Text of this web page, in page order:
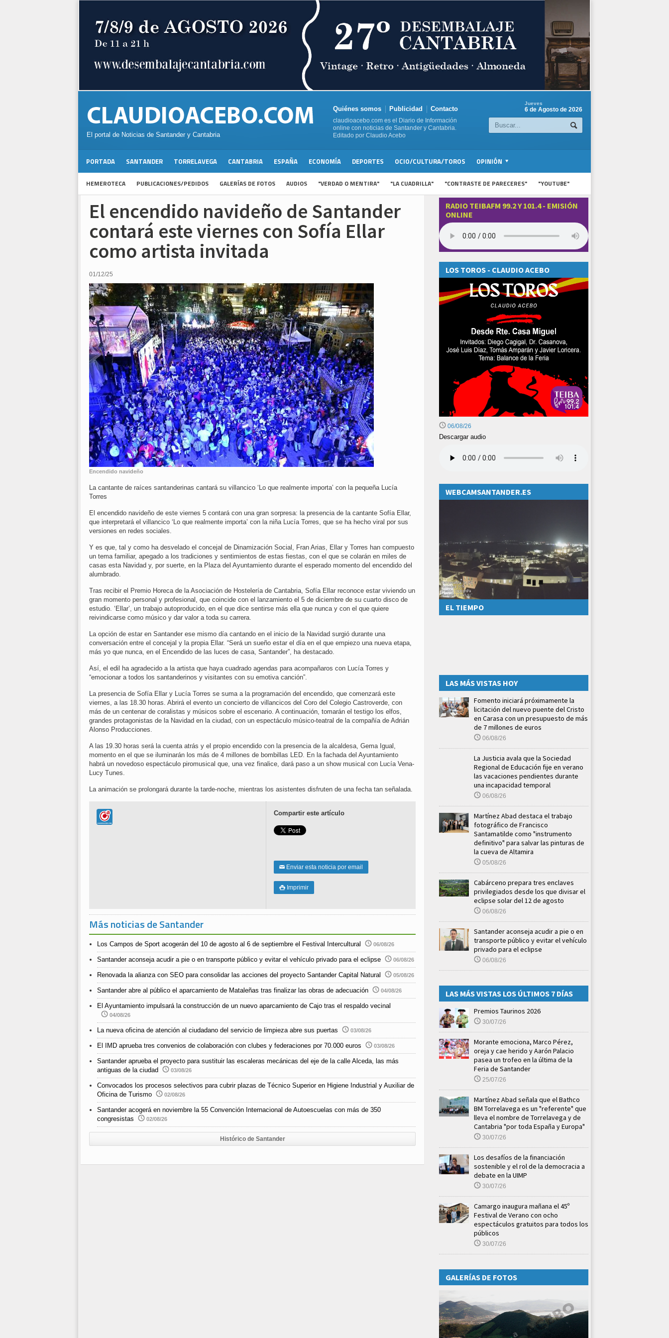
El portal de Noticias de Santander y Cantabria
Quiénes somos Publicidad Contacto
claudioacebo.com es el Diario de Información
online con noticias de Santander y Cantabria.
Editado por Claudio Acebo
Jueves
6 de Agosto de 2026
PORTADA SANTANDER TORRELAVEGA CANTABRIA ESPAÑA ECONOMÍA DEPORTES OCIO/CULTURA/TOROS OPINIÓN
HEMEROTECA PUBLICACIONES/PEDIDOS GALERÍAS DE FOTOS AUDIOS "VERDAD O MENTIRA" "LA CUADRILLA" "CONTRASTE DE PARECERES" "YOUTUBE"
El encendido navideño de Santander
contará este viernes con Sofía Ellar
como artista invitada
01/12/25
Encendido navideño
La cantante de raíces santanderinas cantará su villancico ‘Lo que realmente importa’ con la pequeña Lucía
Torres
El encendido navideño de este viernes 5 contará con una gran sorpresa: la presencia de la cantante Sofía Ellar,
que interpretará el villancico ‘Lo que realmente importa’ con la niña Lucía Torres, que se ha hecho viral por sus
versiones en redes sociales.
Y es que, tal y como ha desvelado el concejal de Dinamización Social, Fran Arias, Ellar y Torres han compuesto
un tema familiar, apegado a los tradiciones y sentimientos de estas fiestas, con el que se colarán en miles de
casas esta Navidad y, por suerte, en la Plaza del Ayuntamiento durante el esperado momento del encendido del
alumbrado.
Tras recibir el Premio Horeca de la Asociación de Hostelería de Cantabria, Sofía Ellar reconoce estar viviendo un
gran momento personal y profesional, que coincide con el lanzamiento el 5 de diciembre de su cuarto disco de
estudio. ‘Ellar’, un trabajo autoproducido, en el que dice sentirse más ella que nunca y con el que quiere
reivindicarse como músico y dar valor a toda su carrera.
La opción de estar en Santander ese mismo día cantando en el inicio de la Navidad surgió durante una
conversación entre el concejal y la propia Ellar. “Será un sueño estar el día en el que empiezo una nueva etapa,
más yo que nunca, en el Encendido de las luces de casa, Santander”, ha destacado.
Así, el edil ha agradecido a la artista que haya cuadrado agendas para acompañaros con Lucía Torres y
“emocionar a todos los santanderinos y visitantes con su emotiva canción”.
La presencia de Sofía Ellar y Lucía Torres se suma a la programación del encendido, que comenzará este
viernes, a las 18.30 horas. Abrirá el evento un concierto de villancicos del Coro del Colegio Castroverde, con
más de un centenar de coralistas y músicos sobre el escenario. A continuación, tomarán el testigo los elfos,
grandes protagonistas de la Navidad en la ciudad, con un espectáculo músico-teatral de la compañía de Adrián
Alonso Producciones.
A las 19.30 horas será la cuenta atrás y el propio encendido con la presencia de la alcaldesa, Gema Igual,
momento en el que se iluminarán los más de 4 millones de bombillas LED. En la fachada del Ayuntamiento
habrá un novedoso espectáculo piromusical que, una vez finalice, dará paso a un show musical con Lucía Vena-
Lucy Tunes.
La animación se prolongará durante la tarde-noche, mientras los asistentes disfruten de una fecha tan señalada.
Compartir este artículo
✉ Enviar esta noticia por email
 Imprimir
Más noticias de Santander
Los Campos de Sport acogerán del 10 de agosto al 6 de septiembre el Festival Intercultural 06/08/26
Santander aconseja acudir a pie o en transporte público y evitar el vehículo privado para el eclipse 06/08/26
Renovada la alianza con SEO para consolidar las acciones del proyecto Santander Capital Natural 05/08/26
Santander abre al público el aparcamiento de Mataleñas tras finalizar las obras de adecuación 04/08/26
El Ayuntamiento impulsará la construcción de un nuevo aparcamiento de Cajo tras el respaldo vecinal
04/08/26
La nueva oficina de atención al ciudadano del servicio de limpieza abre sus puertas 03/08/26
El IMD aprueba tres convenios de colaboración con clubes y federaciones por 70.000 euros 03/08/26
Santander aprueba el proyecto para sustituir las escaleras mecánicas del eje de la calle Alceda, las más
antiguas de la ciudad
03/08/26
Convocados los procesos selectivos para cubrir plazas de Técnico Superior en Higiene Industrial y Auxiliar de
Oficina de Turismo
02/08/26
Santander acogerá en noviembre la 55 Convención Internacional de Autoescuelas con más de 350
congresistas
02/08/26
Histórico de Santander
RADIO TEIBAFM 99.2 Y 101.4 - EMISIÓN
ONLINE
LOS TOROS - CLAUDIO ACEBO
06/08/26
Descargar audio
WEBCAMSANTANDER.ES
EL TIEMPO
LAS MÁS VISTAS HOY
Fomento iniciará próximamente la
licitación del nuevo puente del Cristo
en Carasa con un presupuesto de más
de 7 millones de euros
06/08/26
La Justicia avala que la Sociedad
Regional de Educación fije en verano
las vacaciones pendientes durante
una incapacidad temporal
06/08/26
Martínez Abad destaca el trabajo
fotográfico de Francisco
Santamatilde como "instrumento
definitivo" para salvar las pinturas de
la cueva de Altamira
05/08/26
Cabárceno prepara tres enclaves
privilegiados desde los que divisar el
eclipse solar del 12 de agosto
06/08/26
Santander aconseja acudir a pie o en
transporte público y evitar el vehículo
privado para el eclipse
06/08/26
LAS MÁS VISTAS LOS ÚLTIMOS 7 DÍAS
Premios Taurinos 2026
30/07/26
Morante emociona, Marco Pérez,
oreja y cae herido y Aarón Palacio
pasea un trofeo en la última de la
Feria de Santander
25/07/26
Martínez Abad señala que el Bathco
BM Torrelavega es un "referente" que
lleva el nombre de Torrelavega y de
Cantabria "por toda España y Europa"
30/07/26
Los desafíos de la financiación
sostenible y el rol de la democracia a
debate en la UIMP
30/07/26
Camargo inaugura mañana el 45º
Festival de Verano con ocho
espectáculos gratuitos para todos los
públicos
30/07/26
GALERÍAS DE FOTOS